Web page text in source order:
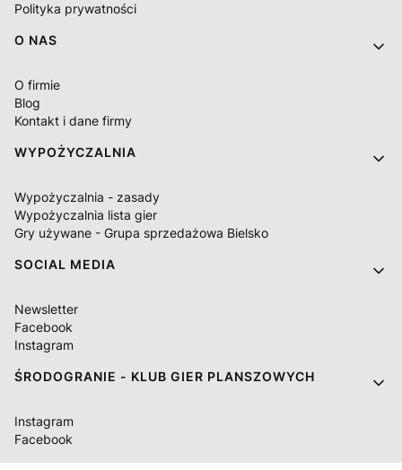
Polityka prywatności
O NAS
O firmie
Blog
Kontakt i dane firmy
WYPOŻYCZALNIA
Wypożyczalnia - zasady
Wypożyczalnia lista gier
Gry używane - Grupa sprzedażowa Bielsko
SOCIAL MEDIA
Newsletter
Facebook
Instagram
ŚRODOGRANIE - KLUB GIER PLANSZOWYCH
Instagram
Facebook